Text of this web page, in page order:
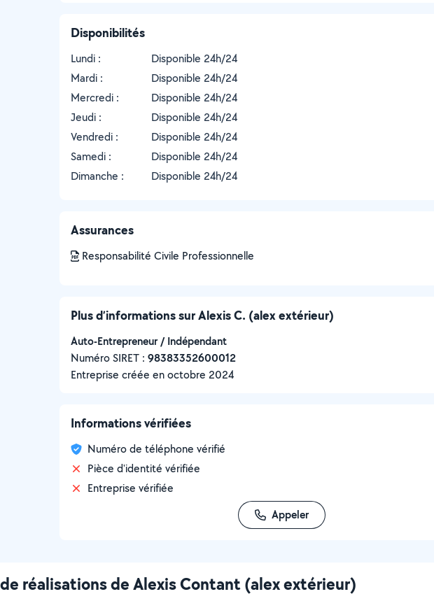
Disponibilités
Lundi :
Disponible 24h/24
Mardi :
Disponible 24h/24
Mercredi :
Disponible 24h/24
Jeudi :
Disponible 24h/24
Vendredi :
Disponible 24h/24
Samedi :
Disponible 24h/24
Dimanche :
Disponible 24h/24
Assurances
Responsabilité Civile Professionnelle
Plus d’informations sur Alexis C. (alex extérieur)
Auto-Entrepreneur / Indépendant
Numéro SIRET : ‍98383352600012
Entreprise créée enoctobre 2024
Informations vérifiées
Numéro de téléphone vérifié
Pièce d'identité vérifiée
Entreprise vérifiée
Appeler
réalisations de Alexis Contant (alex extérieur)